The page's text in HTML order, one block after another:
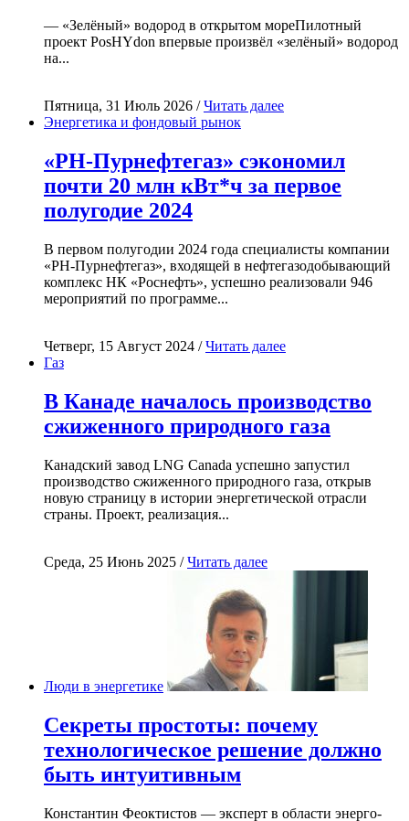
— «Зелёный» водород в открытом мореПилотный
проект PosHYdon впервые произвёл «зелёный» водород
на...
Пятница, 31 Июль 2026 /Читать далее
Энергетика и фондовый рынок
«РН-Пурнефтегаз» сэкономил
почти 20 млн кВт*ч за первое
полугодие 2024
В первом полугодии 2024 года специалисты компании
«РН-Пурнефтегаз», входящей в нефтегазодобывающий
комплекс НК «Роснефть», успешно реализовали 946
мероприятий по программе...
Четверг, 15 Август 2024 /Читать далее
Газ
В Канаде началось производство
сжиженного природного газа
Канадский завод LNG Canada успешно запустил
производство сжиженного природного газа, открыв
новую страницу в истории энергетической отрасли
страны. Проект, реализация...
Среда, 25 Июнь 2025 /Читать далее
Люди в энергетике
Секреты простоты: почему
технологическое решение должно
быть интуитивным
Константин Феоктистов — эксперт в области энерго-